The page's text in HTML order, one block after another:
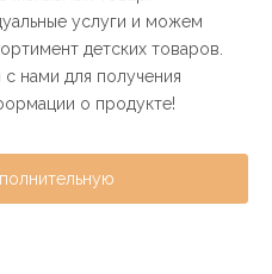
услуги и можем
детских товаров.
нами для получения
о продукте!